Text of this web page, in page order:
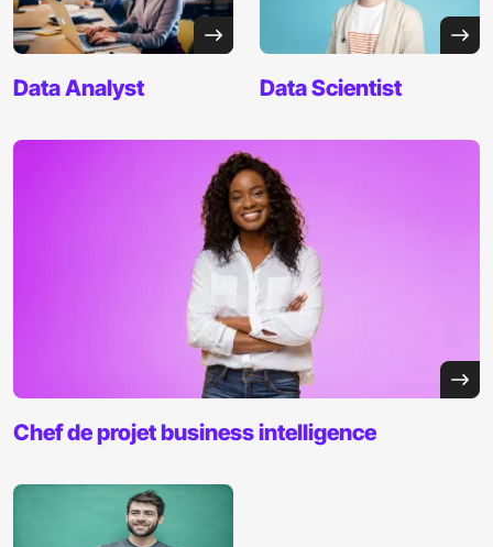
Data Analyst DataScientist
Chef de projetbusiness intelligence